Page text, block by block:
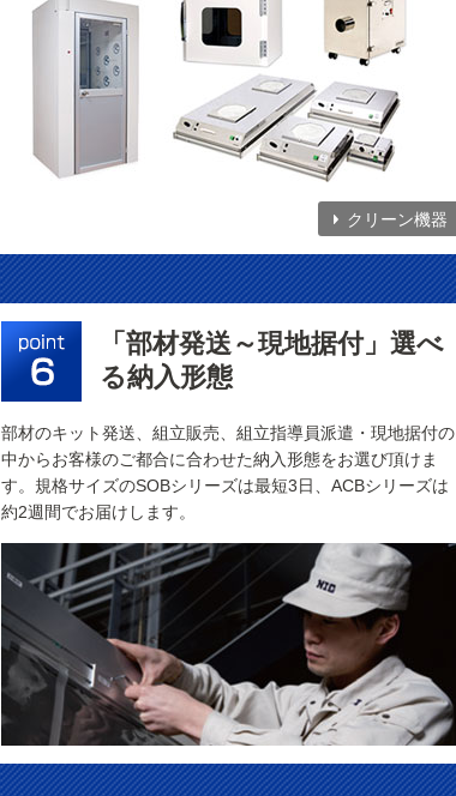
クリーン機器
「部材発送～現地据付」選べ
る納入形態
部材のキット発送、組立販売、組立指導員派遣・現地据付の
中からお客様のご都合に合わせた納入形態をお選び頂けま
す。規格サイズのSOBシリーズは最短3日、ACBシリーズは
約2週間でお届けします。